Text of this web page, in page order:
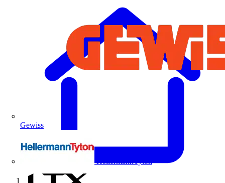
Gewiss
HellermannTyton